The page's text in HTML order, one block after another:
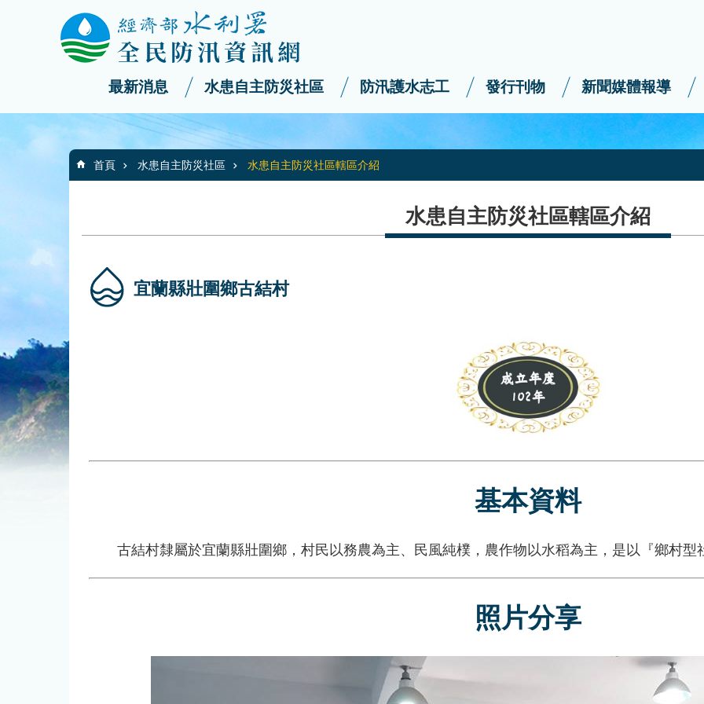
跳到主要內容區塊
最新消息 水患自主防災社區 防汛護水志工 發行刊物 新聞媒體報導
:::
首頁 水患自主防災社區 水患自主防災社區轄區介紹
水患自主防災社區轄區介紹
宜蘭縣壯圍鄉古結村
基本資料
古結村隸屬於宜蘭縣壯圍鄉，村民以務農為主、民風純樸，農作物以水稻為主，是以『鄉村型
照片分享